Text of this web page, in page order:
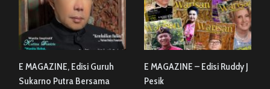
E MAGAZINE, Edisi Guruh
Sukarno Putra Bersama
E MAGAZINE – Edisi Ruddy J
Pesik